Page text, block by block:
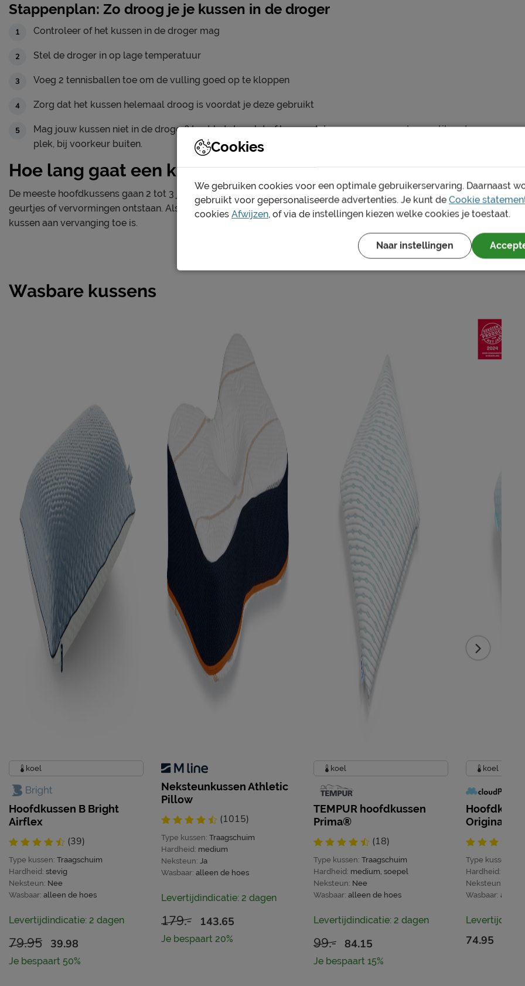
Stappenplan: Zo droog je je kussen in de droger
Controleer of het kussen in de droger mag
Stel de droger in op lage temperatuur
Voeg 2 tennisballen toe om de vulling goed op te kloppen
Zorg dat het kussen helemaal droog is voordat je deze gebruikt
Mag jouw kussen niet in de droger? Laat het dan plat of hangend drogen op een goed geventileerde
plek, bij voorkeur buiten.
Hoe lang gaat een kussen mee?
De meeste hoofdkussens gaan 2 tot 3 jaar mee. Daarna neemt de ondersteuning af en kunnen blijvende
geurtjes of vervormingen ontstaan. Als je wakker wordt met nek- of rugklachten, is dat vaak een teken dat je
kussen aan vervanging toe is.
Wasbare kussens
koel
Hoofdkussen B Bright
Airflex
(39)
Type kussen: Traagschuim
Hardheid: stevig
Neksteun: Nee
Wasbaar: alleen de hoes
Levertijdindicatie: 2 dagen
79.95 39.98
Je bespaart 50%
Neksteunkussen Athletic
Pillow
(1015)
Type kussen: Traagschuim
Hardheid: medium
Neksteun: Ja
Wasbaar: alleen de hoes
Levertijdindicatie: 2 dagen
179.- 143.65
Je bespaart 20%
koel
TEMPUR hoofdkussen
Prima®
(18)
Type kussen: Traagschuim
Hardheid: medium, soepel
Neksteun: Nee
Wasbaar: alleen de hoes
Levertijdindicatie: 2 dagen
99.- 84.15
Je bespaart 15%
koel
Original
Type kussen:
Hardheid:
Neksteun:
Wasbaar: alleen
74.95
Cookies
We gebruiken cookies voor een optimale gebruikerservaring. Daarnaast
gebruikt voor gepersonaliseerde advertenties. Je kunt de Cookie
cookies Afwijzen, of via de instellingen kiezen welke cookies je toestaat.
Naar instellingen